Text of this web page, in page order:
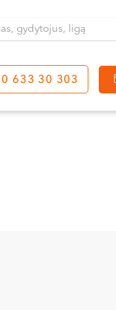
633 30 303